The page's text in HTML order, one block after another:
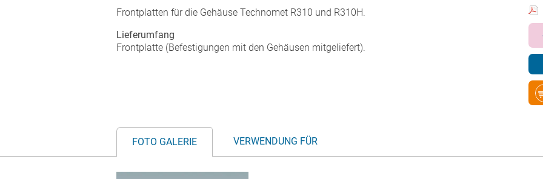
Frontplatten für die Gehäuse Technomet R310 und R310H.
Lieferumfang
Frontplatte (Befestigungen mit den Gehäusen mitgeliefert).
FOTO GALERIE VERWENDUNG FÜR